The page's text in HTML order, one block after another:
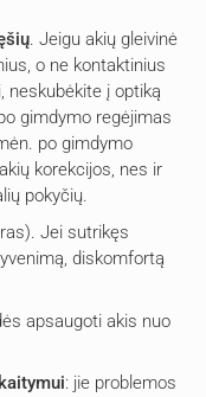
. Jeigu akių gleivinė
o ne kontaktinius
neskubėkite į optiką
gimdymo regėjimas
po gimdymo
korekcijos, nes ir
pokyčių.
Jei sutrikęs
diskomfortą
apsaugoti akis nuo
: jie problemos